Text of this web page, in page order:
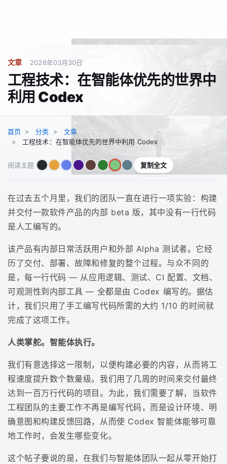
文章 2026年03月30日
工程技术：在智能体优先的世界中
利用 Codex
首页 分类
文章
工程技术：在智能体优先的世界中利用 Codex
阅读主题 复制全文
在过去五个月里，我们的团队一直在进行一项实验：构建
并交付一款软件产品的内部 beta 版，其中没有一行代码
是人工编写的。
该产品有内部日常活跃用户和外部 Alpha 测试者。它经
历了交付、部署、故障和修复的整个过程。与众不同的
是，每一行代码 — 从应用逻辑、测试、CI 配置、文档、
可观测性到内部工具 — 全都是由 Codex 编写的。据估
计，我们只用了手工编写代码所需的大约 1/10 的时间就
完成了这项工作。
人类掌舵。智能体执行。
我们有意选择这一限制，以便构建必要的内容，从而将工
程速度提升数个数量级。我们用了几周的时间来交付最终
达到一百万行代码的项目。为此，我们需要了解，当软件
工程团队的主要工作不再是编写代码，而是设计环境、明
确意图和构建反馈回路，从而使 Codex 智能体能够可靠
地工作时，会发生哪些变化。
这个帖子要说的是，在我们与智能体团队一起从零开始打